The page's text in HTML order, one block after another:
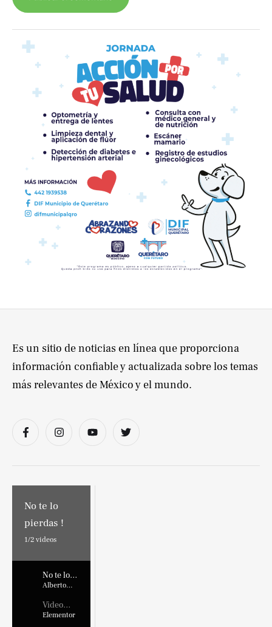
No te lo
pierdas !
1/2 videos
No te lo
pierdas !
Alberto
Video
Placehold
Elementor
Es un sitio de noticias en línea que proporciona
información confiable y actualizada sobre los temas
más relevantes de México y el mundo.